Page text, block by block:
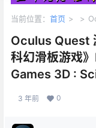
当前位置： 首页 > >
Oculus Quest
科幻滑板游戏
Games 3D :
3 年前 0